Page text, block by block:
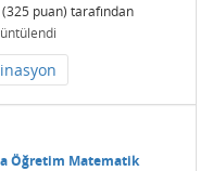
(325 puan) tarafından
Öğretim Matematik